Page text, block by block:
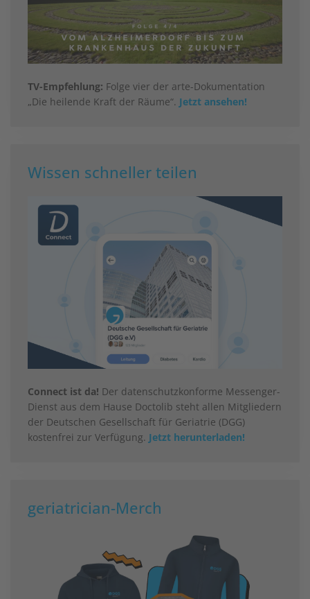
TV-Empfehlung: Folge vier der arte-Dokumentation
„Die heilende Kraft der Räume“. Jetzt ansehen!
Wissen schneller teilen
Connect ist da! Der datenschutzkonforme Messenger-
Dienst aus dem Hause Doctolib steht allen Mitgliedern
der Deutschen Gesellschaft für Geriatrie (DGG)
kostenfrei zur Verfügung. Jetzt herunterladen!
geriatrician-Merch